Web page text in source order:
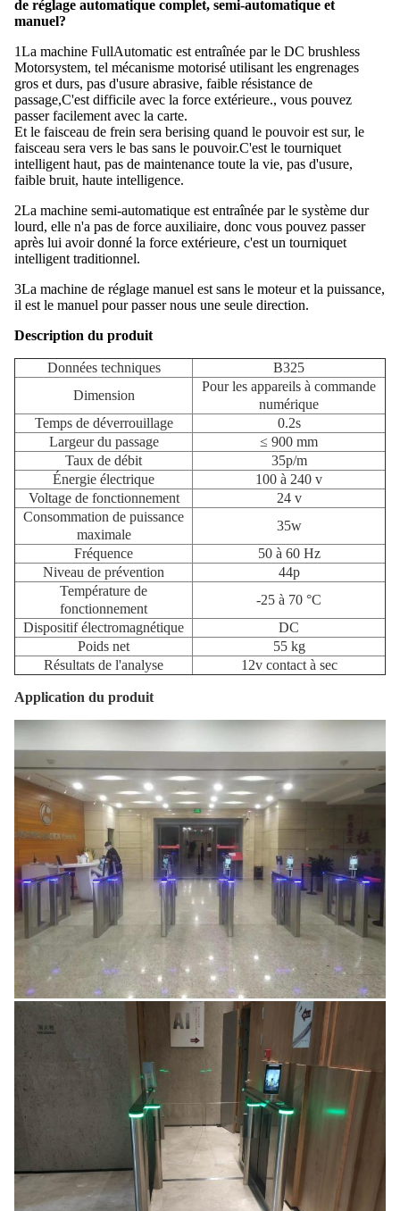
de réglage automatique complet, semi-automatique et
manuel?
1La machine FullAutomatic est entraînée par le DC brushless
Motorsystem, tel mécanisme motorisé utilisant les engrenages
gros et durs, pas d'usure abrasive, faible résistance de
passage,C'est difficile avec la force extérieure., vous pouvez
passer facilement avec la carte.
Et le faisceau de frein sera berising quand le pouvoir est sur, le
faisceau sera vers le bas sans le pouvoir.C'est le tourniquet
intelligent haut, pas de maintenance toute la vie, pas d'usure,
faible bruit, haute intelligence.
2La machine semi-automatique est entraînée par le système dur
lourd, elle n'a pas de force auxiliaire, donc vous pouvez passer
après lui avoir donné la force extérieure, c'est un tourniquet
intelligent traditionnel.
3La machine de réglage manuel est sans le moteur et la puissance,
il est le manuel pour passer nous une seule direction.
Description du produit
Données techniques
B325
Dimension
Pour les appareils à commande
numérique
Temps de déverrouillage
0.2s
Largeur du passage
≤ 900 mm
Taux de débit
35p/m
Énergie électrique
100 à 240 v
Voltage de fonctionnement
24 v
Consommation de puissance
maximale
35w
Fréquence
50 à 60 Hz
Niveau de prévention
44p
Température de
fonctionnement
-25 à 70 °C
Dispositif électromagnétique
DC
Poids net
55 kg
Résultats de l'analyse
12v contact à sec
Application du produit